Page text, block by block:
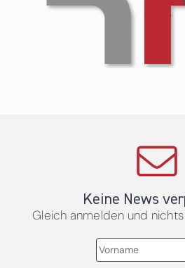
Keine News
Gleich anmelden und